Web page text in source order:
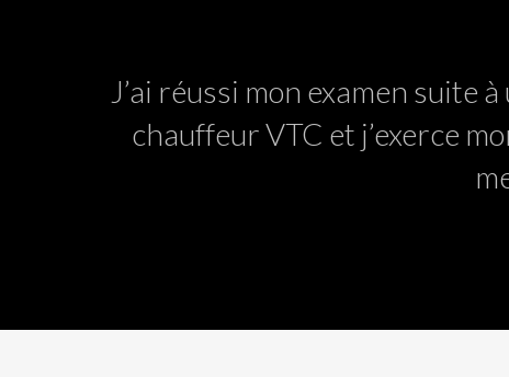
J’ai réussi mon examen suite
chauffeur VTC et j’exerce